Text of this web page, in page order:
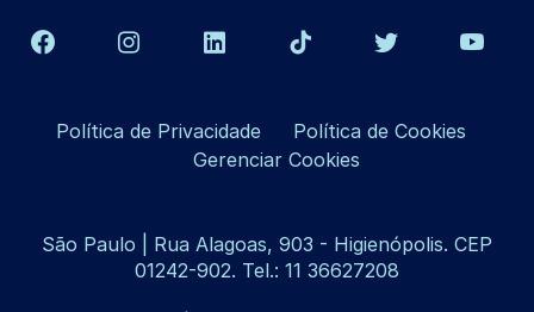
Política de Privacidade
Política de Cookies
Gerenciar Cookies
São Paulo | Rua Alagoas, 903 - Higienópolis. CEP
01242-902. Tel.: 11 36627208